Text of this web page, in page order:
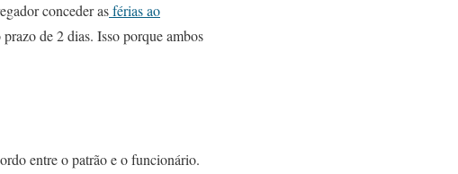
conceder asférias ao
de 2 dias. Isso porque ambos
entre o patrão e o funcionário.